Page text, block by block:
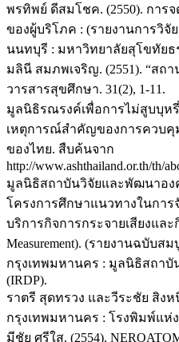
พรทิพย์ ดีสมโชค. (2550). กา
ของผู้บริโภค : (รายงานการวิจั
นนทบุรี : มหาวิทยาลัยสุโขทัยธ
มลินี สมภพเจริญ. (2551). “สถ
วารสารสุขศึกษา. 31(2), 1-11.
มูลนิธิรณรงค์เพื่อการไม่สูบบุห
เหตุการณ์สำคัญของการควบคุ
ของไทย. สืบค้นจาก
http://www.ashthailand.or.th/th/
มูลนิธิสถาบันวิจัยและพัฒนาองค์
โครงการศึกษาแนวทางในกา
บริการกิจการกระจายเสียงแล
Measurement). (รายงานฉบับสม
กรุงเทพมหานคร : มูลนิธิสถา
(IRDP).
ราตรี สุดทรวง และวีระชัย สิง
กรุงเทพมหานคร : โรงพิมพ์แห่
มีชัย ศรีใส. (2554).